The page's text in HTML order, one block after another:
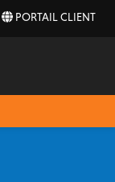
PORTAIL CLIENT